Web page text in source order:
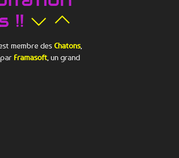
!!
membre des Chatons,
Framasoft, un grand